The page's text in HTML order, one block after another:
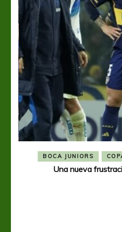
BOCA JUNIORS
Una nueva